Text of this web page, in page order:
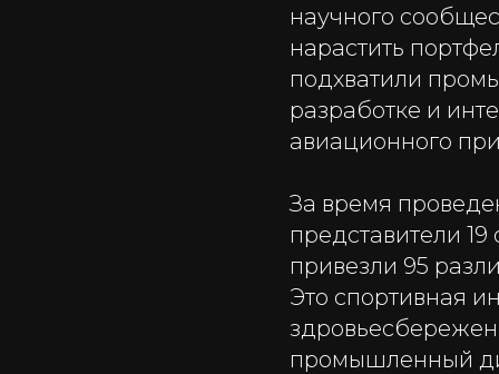
научного
нарастить
подхватили
разработке и
авиационного
За время
представители
привезли 95
Это спортивная
промышленный